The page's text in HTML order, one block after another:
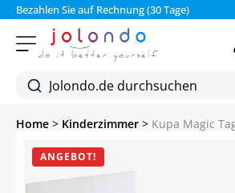
Bezahlen Sie auf Rechnung (30 Tage)
Home > Kinderzimmer > Kupa Magic
ANGEBOT!